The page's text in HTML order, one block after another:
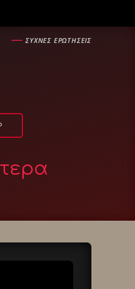
―ΣΥΧΝΕΣ ΕΡΩΤΗΣΕΙΣ